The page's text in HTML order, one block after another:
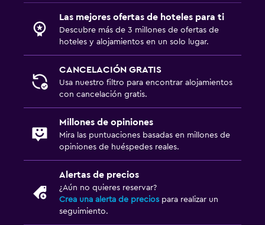
Las mejores ofertas de hoteles para ti
Descubre más de 3 millones de ofertas de
hoteles y alojamientos en un solo lugar.
CANCELACIÓN GRATIS
Usa nuestro filtro para encontrar alojamientos
con cancelación gratis.
Millones de opiniones
Mira las puntuaciones basadas en millones de
opiniones de huéspedes reales.
Alertas de precios
¿Aún no quieres reservar?
Crea una alerta de precios para realizar un
seguimiento.